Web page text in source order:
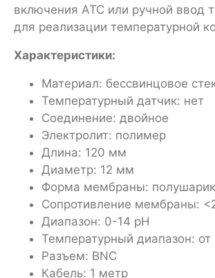
включения ATC или ручной ввод
для реализации температурной
Характеристики:
Материал: бессвинцовое
Температурный датчик: нет
Соединение: двойное
Электролит: полимер
Длина: 120 мм
Диаметр: 12 мм
Форма мембраны: полушарик
Сопротивление мембраны:
Диапазон: 0-14 pH
Температурный диапазон:
Разъем: BNC
Кабель: 1 метр